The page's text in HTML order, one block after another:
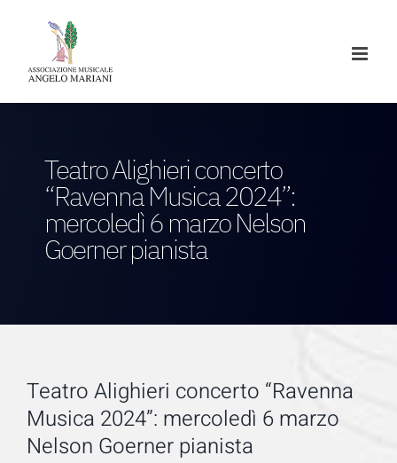
contenuto
Teatro Alighieri concerto
“Ravenna Musica 2024”:
mercoledì 6 marzo Nelson
Goerner pianista
Teatro Alighieri concerto “Ravenna
Musica 2024”: mercoledì 6 marzo
Nelson Goerner pianista